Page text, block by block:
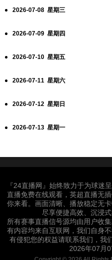
2026-07-08 星期三
2026-07-09 星期四
2026-07-10 星期五
2026-07-11 星期六
2026-07-12 星期日
2026-07-13 星期一
『24直播网』始终致力于为球迷
直播免费在线观看，英超直播无
你来看。画面清晰、播放稳定无
尽享便捷高效、沉浸
所有赛事直播信号源均由用户收
有内容均来自互联网，我们自身
有侵犯您的权益请联系我们，我
2026年07月